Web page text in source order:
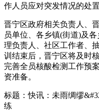
作人员应对突发情况的处置
晋宁区政府相关负责人、
员单位、各乡镇(街道)及
理负责人、社区工作者、
训结束后，晋宁区将及时
完善全员核酸检测工作预
资准备。
标题：快讯：未雨绸缪
练